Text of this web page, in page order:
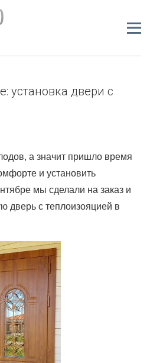
установка двери с
а значит пришло время
и установить
мы сделали на заказ и
дверь с теплоизояцией в